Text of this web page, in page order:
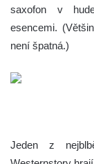
saxofon v
esencemi.
není špatná.)
Jeden z